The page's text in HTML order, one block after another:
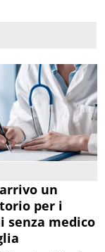
un
per i
senza medico